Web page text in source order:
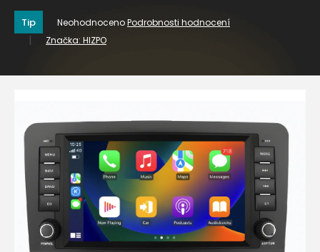
Tip
Průměrné
hodnocení
produktu
0,0
NeohodnocenoPodrobnosti hodnocení
Značka: HIZPO